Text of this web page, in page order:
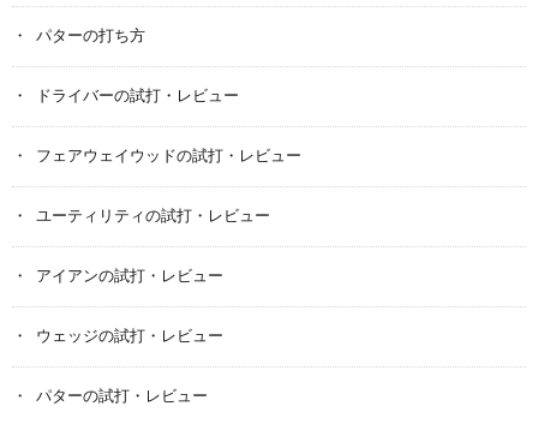
パターの打ち方
ドライバーの試打・レビュー
フェアウェイウッドの試打・レビュー
ユーティリティの試打・レビュー
アイアンの試打・レビュー
ウェッジの試打・レビュー
パターの試打・レビュー